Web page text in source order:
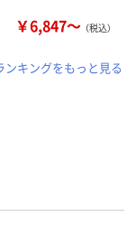
￥6,847～ （税込）
ンキングをもっと見る